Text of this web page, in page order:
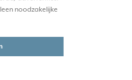
noodzakelijke